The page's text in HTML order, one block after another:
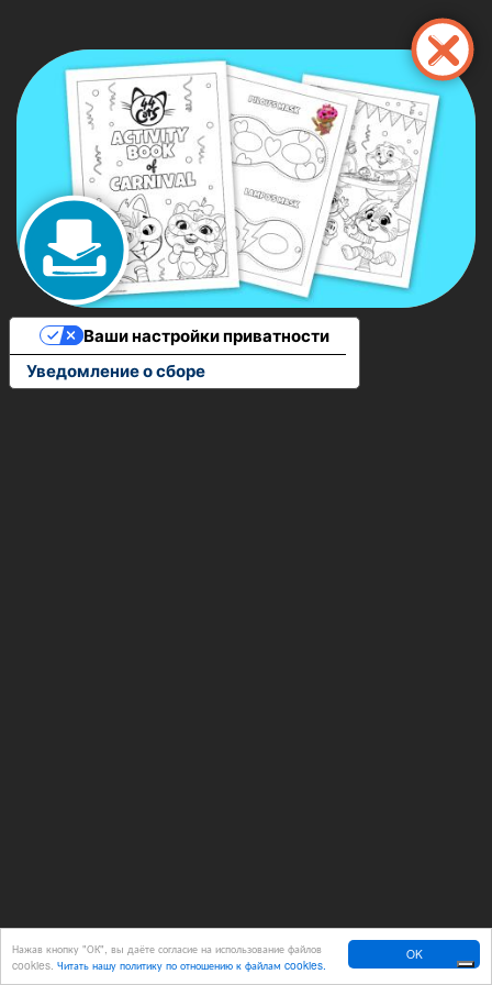
OK
Нажав кнопку "ОК", вы даёте согласие на использование файлов
cookies. Читать нашу политику по отношению к файлам cookies.
основному
содержанию
Уведомление о сборе
Ваши настройки приватности